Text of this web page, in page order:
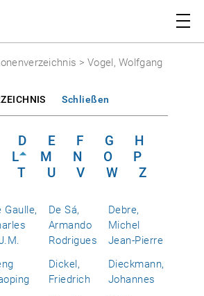
> Vogel, Wolfgang
Schließen
D E F G
H
L M N O
P
T U V W Z
Gaulle,
De Sá,
Armando
Rodrigues
Debre,
Michel
Jean-Pierre
Dickel,
Friedrich
Dieckmann,
Johannes